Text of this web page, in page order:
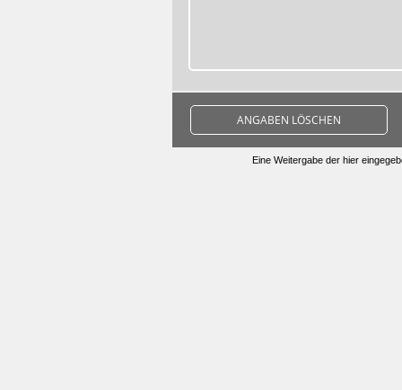
ANGABEN LÖSCHEN
Eine Weitergabe der hier